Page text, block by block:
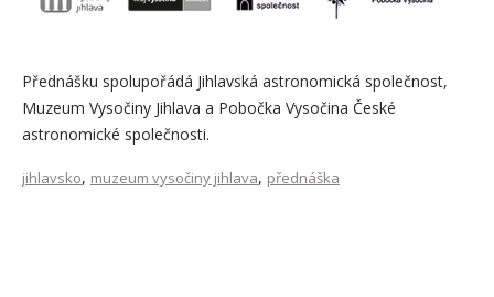
Přednášku spolupořádá Jihlavská astronomická společnost,
Muzeum Vysočiny Jihlava a Pobočka Vysočina České
astronomické společnosti.
jihlavsko, muzeum vysočiny jihlava, přednáška